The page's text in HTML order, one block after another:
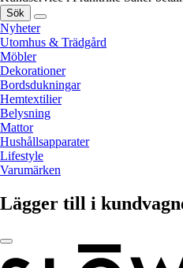
Sök
Nyheter
Utomhus & Trädgård
Möbler
Dekorationer
Bordsdukningar
Hemtextilier
Belysning
Mattor
Hushållsapparater
Lifestyle
Varumärken
Lägger till i